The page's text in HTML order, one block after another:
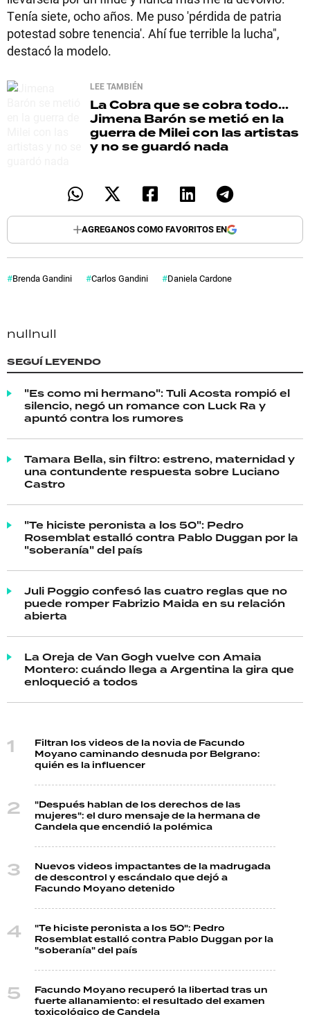
Tenía siete, ocho años. Me puso 'pérdida de patria
potestad sobre tenencia'. Ahí fue terrible la lucha",
destacó la modelo.
LEE TAMBIÉN
La Cobra que se cobra todo...
Jimena Barón se metió en la
guerra de Milei con las artistas
y no se guardó nada
AGREGANOS COMO FAVORITOS EN
Brenda Gandini Carlos Gandini Daniela Cardone
nullnull
SEGUÍ LEYENDO
"Es como mi hermano": Tuli Acosta rompió el
silencio, negó un romance con Luck Ra y
apuntó contra los rumores
Tamara Bella, sin filtro: estreno, maternidad y
una contundente respuesta sobre Luciano
Castro
"Te hiciste peronista a los 50": Pedro
Rosemblat estalló contra Pablo Duggan por la
"soberanía" del país
Juli Poggio confesó las cuatro reglas que no
puede romper Fabrizio Maida en su relación
abierta
La Oreja de Van Gogh vuelve con Amaia
Montero: cuándo llega a Argentina la gira que
enloqueció a todos
Filtran los videos de la novia de Facundo
Moyano caminando desnuda por Belgrano:
quién es la influencer
"Después hablan de los derechos de las
mujeres": el duro mensaje de la hermana de
Candela que encendió la polémica
Nuevos videos impactantes de la madrugada
de descontrol y escándalo que dejó a
Facundo Moyano detenido
"Te hiciste peronista a los 50": Pedro
Rosemblat estalló contra Pablo Duggan por la
"soberanía" del país
Facundo Moyano recuperó la libertad tras un
fuerte allanamiento: el resultado del examen
toxicológico de Candela